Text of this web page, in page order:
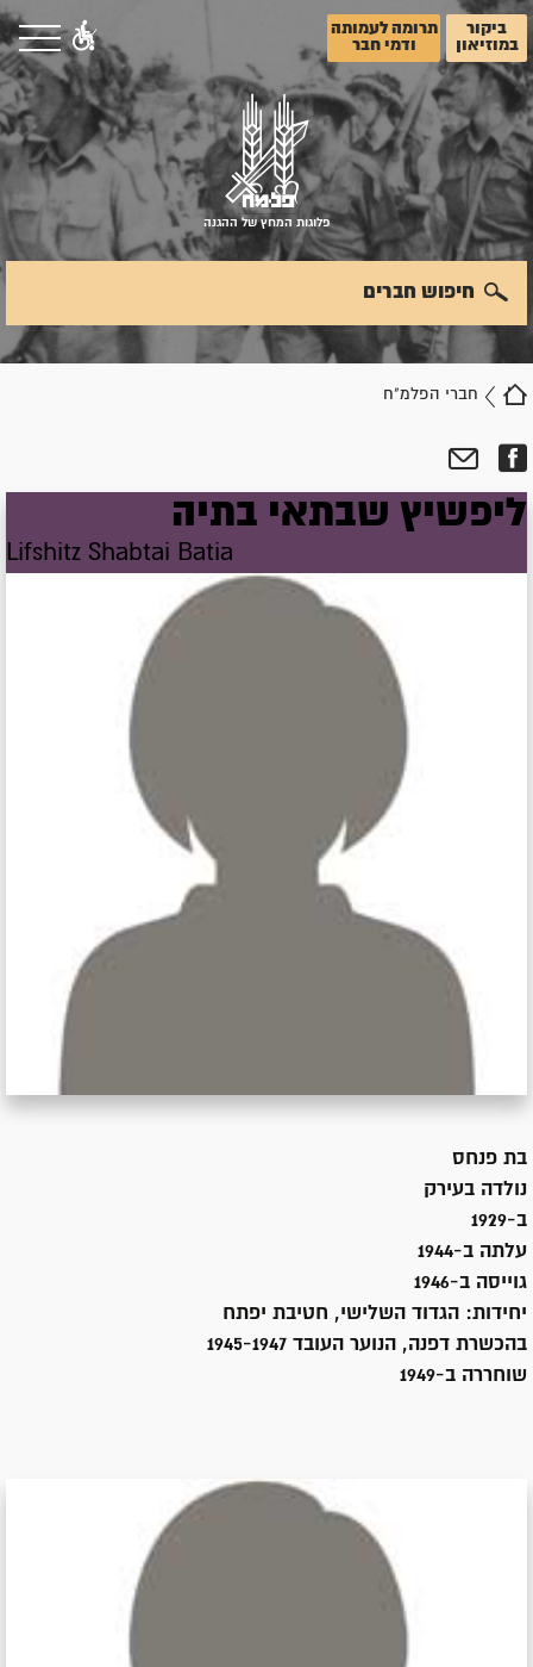
ביקור
במוזיאון
תרומה לעמותה
ודמי חבר
פלוגות המחץ של ההגנה
חברי הפלמ"ח
חיפוש חברים
ליפשיץ שבתאי בתיה
Lifshitz Shabtai Batia
בת פנחס
נולדה בעירק
ב-1929
עלתה ב-1944
גוייסה ב-1946
יחידות:
הגדוד השלישי, חטיבת יפתח
בהכשרת דפנה, הנוער העובד 1945-1947
שוחררה ב-1949